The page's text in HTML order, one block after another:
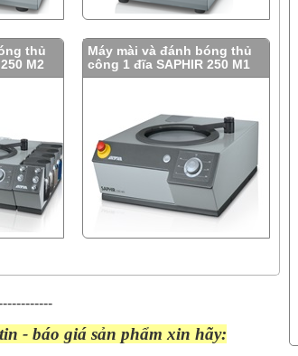
thủ
M2
Máy mài và đánh bóng thủ
công 1 đĩa SAPHIR 250 M1
- báo giá sản phẩm xin hãy: